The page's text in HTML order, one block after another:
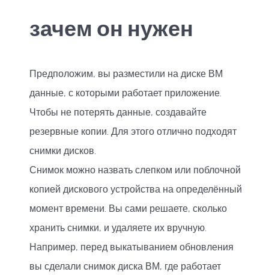
зачем он нужен
Предположим, вы разместили на диске ВМ
данные, с которыми работает приложение.
Чтобы не потерять данные, создавайте
резервные копии. Для этого отлично подходят
снимки дисков.
Снимок можно назвать слепком или поблочной
копией дискового устройства на определённый
момент времени. Вы сами решаете, сколько
хранить снимки, и удаляете их вручную.
Например, перед выкатыванием обновления
вы сделали снимок диска ВМ, где работает